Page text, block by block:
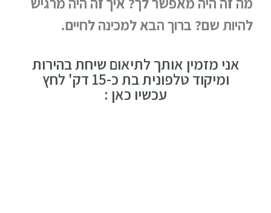
להיות שם? ברוך הבא למכינה לחיים.
אני מזמין אותך לתיאום שיחת בהירות
ומיקוד טלפונית בת כ-15 דק' לחץ
עכשיו כאן :